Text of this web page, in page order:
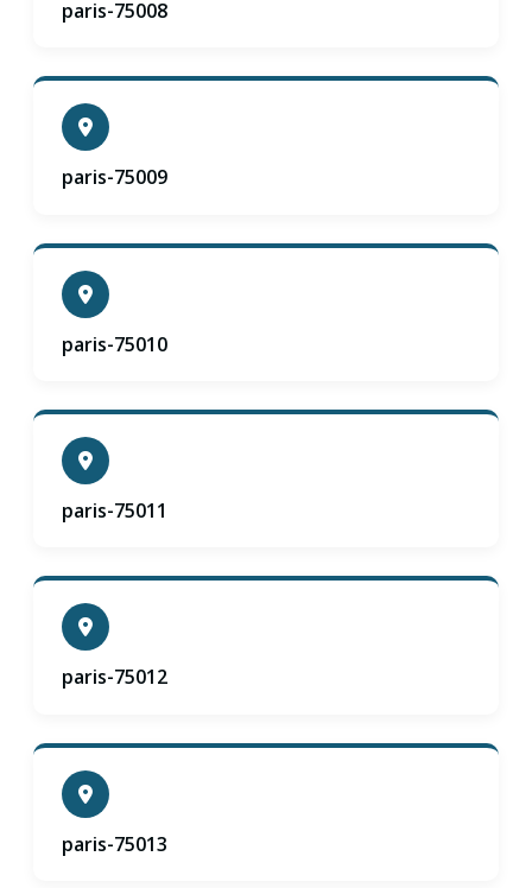
paris-75008
paris-75009
paris-75010
paris-75011
paris-75012
paris-75013